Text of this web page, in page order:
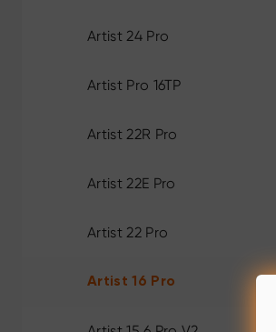
Artist 24 Pro
Artist Pro 16TP
Artist 22R Pro
Artist 22E Pro
Artist 22 Pro
Artist 16 Pro